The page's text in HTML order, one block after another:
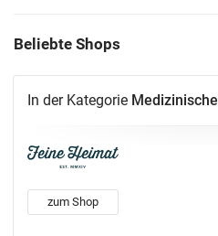
Beliebte Shops
In der Kategorie
zum Shop